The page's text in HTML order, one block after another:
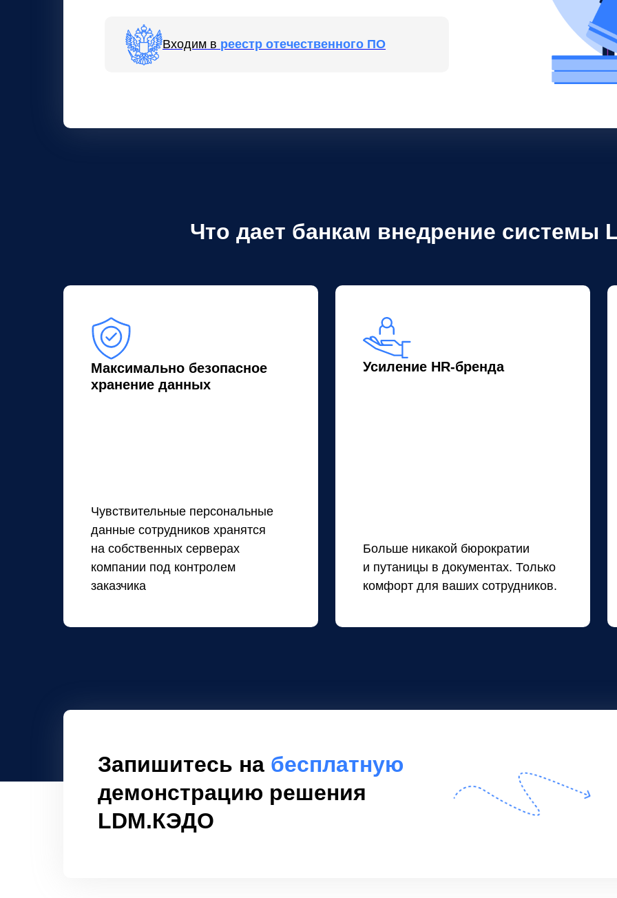
Входим в реестр отечественного ПО
Усиление HR-бренда
Больше никакой бюрократии
и путаницы в документах. Только
комфорт для ваших сотрудников.
Максимально безопасное
хранение данных
Чувствительные персональные
данные сотрудников хранятся
на собственных серверах
компании под контролем
заказчика
Что дает банкам внедрение системы
Запишитесь на бесплатную
демонстрацию решения
LDM.КЭДО